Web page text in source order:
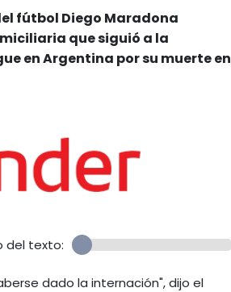
fútbol Diego Maradona
que siguió a la
en Argentina por su muerte en
del texto:
dado la internación", dijo el